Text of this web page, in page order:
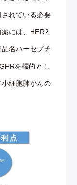
れている必要
には、HER2
名ハーセプチ
を標的とし
細胞肺がんの